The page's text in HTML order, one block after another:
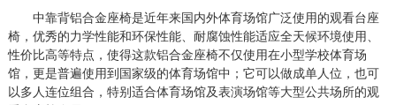
中靠背铝合金座椅是近年来国内外体育场馆广泛使用的观看台座
椅，优秀的力学性能和环保性能、耐腐蚀性能适应全天候环境使用、
性价比高等特点，使得这款铝合金座椅不仅使用在小型学校体育场
馆，更是普遍使用到国家级的体育场馆中；它可以做成单人位，也可
以多人连位组合，特别适合体育场馆及表演场馆等大型公共场所的观